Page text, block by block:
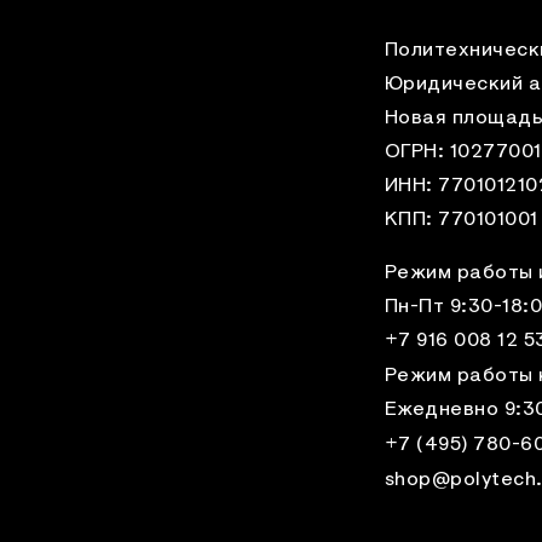
Юридический
Новая
ОГРН:
ИНН:
КПП: 770101001
Режим работы
Пн-Пт 9:30-
+7 916 008 12
Режим работы
Ежедневно
+7 (495) 780-